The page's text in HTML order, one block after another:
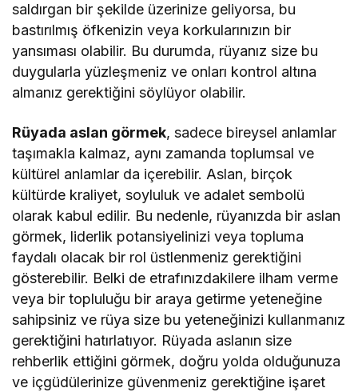
saldırgan bir şekilde üzerinize geliyorsa, bu
bastırılmış öfkenizin veya korkularınızın bir
yansıması olabilir. Bu durumda, rüyanız size bu
duygularla yüzleşmeniz ve onları kontrol altına
almanız gerektiğini söylüyor olabilir.
Rüyada aslan görmek, sadece bireysel anlamlar
taşımakla kalmaz, aynı zamanda toplumsal ve
kültürel anlamlar da içerebilir. Aslan, birçok
kültürde kraliyet, soyluluk ve adalet sembolü
olarak kabul edilir. Bu nedenle, rüyanızda bir aslan
görmek, liderlik potansiyelinizi veya topluma
faydalı olacak bir rol üstlenmeniz gerektiğini
gösterebilir. Belki de etrafınızdakilere ilham verme
veya bir topluluğu bir araya getirme yeteneğine
sahipsiniz ve rüya size bu yeteneğinizi kullanmanız
gerektiğini hatırlatıyor. Rüyada aslanın size
rehberlik ettiğini görmek, doğru yolda olduğunuza
ve içgüdülerinize güvenmeniz gerektiğine işaret